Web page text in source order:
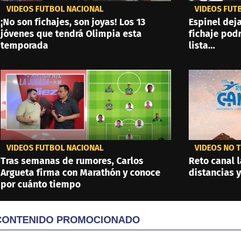
VIDEOS FÚTBOL NACIONAL
¡No son fichajes, son joyas! Los 13
jóvenes que tendrá Olimpia esta
temporada
VIDEOS
Espinel
fichaje
lista...
VIDEOS FÚTBOL NACIONAL
Tras semanas de rumores, Carlos
Argueta firma con Marathón y conoce
por cuánto tiempo
VIDEOS NO
Reto canal
distancias